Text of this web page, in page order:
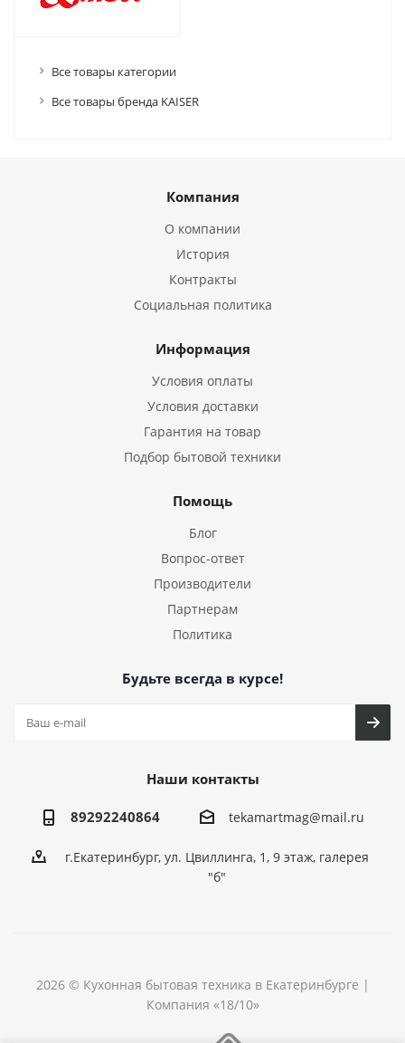
Все товары категории
Все товары бренда KAISER
Компания
О компании
История
Контракты
Социальная политика
Информация
Условия оплаты
Условия доставки
Гарантия на товар
Подбор бытовой техники
Помощь
Блог
Вопрос-ответ
Производители
Партнерам
Политика
Будьте всегда в курсе!
Наши контакты
89292240864 tekamartmag@mail.ru
г.Екатеринбург, ул. Цвиллинга, 1, 9 этаж, галерея
"б"
2026 © Кухонная бытовая техника в Екатеринбурге |
Компания «18/10»